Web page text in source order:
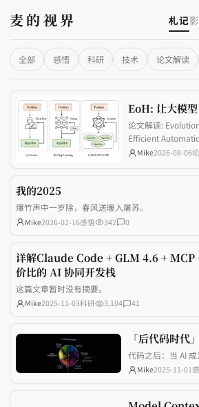
麦的视界 札记
全部 感悟 科研 技术 论文解读
EoH: 让大模
论文解读:
Efficient
Large Language
Mike2026-08-06
我的2025
爆竹声中一岁除，春风送暖入屠苏。
Mike2026-02-16感悟 342 0
详解Claude Code + GLM 4.6 + MCP
价比的 AI 协同开发栈
这篇文章暂时没有摘要。
Mike2025-11-03科研 3,104 41
「后代码时代」
代码之后：当 AI
Mike2025-11-01